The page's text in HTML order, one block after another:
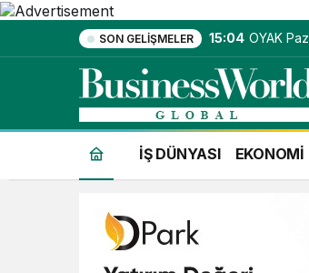
SON GELIŞMELER 15:04 OYAK
entegre
İŞ DÜNYASI EKONOMİ